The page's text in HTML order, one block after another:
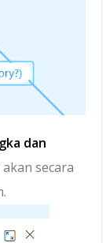
dan
secara